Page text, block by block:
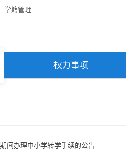
学籍管理
权力事项
间办理中小学转学手续的公告